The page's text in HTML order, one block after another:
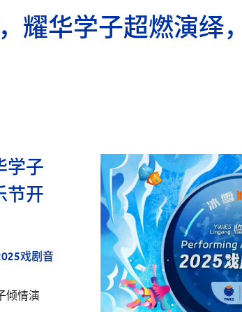
耀华学子超燃演绎
学子
节开
戏剧音
倾情演